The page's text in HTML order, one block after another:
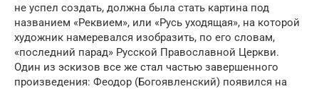
не успел создать, должна была стать картина под
названием «Реквием», или «Русь уходящая», на которой
художник намеревался изобразить, по его словам,
«последний парад» Русской Православной Церкви.
Один из эскизов все же стал частью завершенного
произведения: Феодор (Богоявленский) появился на